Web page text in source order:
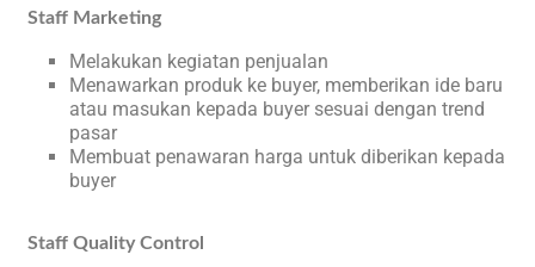
Staff Marketing
Melakukan kegiatan penjualan
Menawarkan produk ke buyer, memberikan ide baru
atau masukan kepada buyer sesuai dengan trend
pasar
Membuat penawaran harga untuk diberikan kepada
buyer
Staff Quality Control